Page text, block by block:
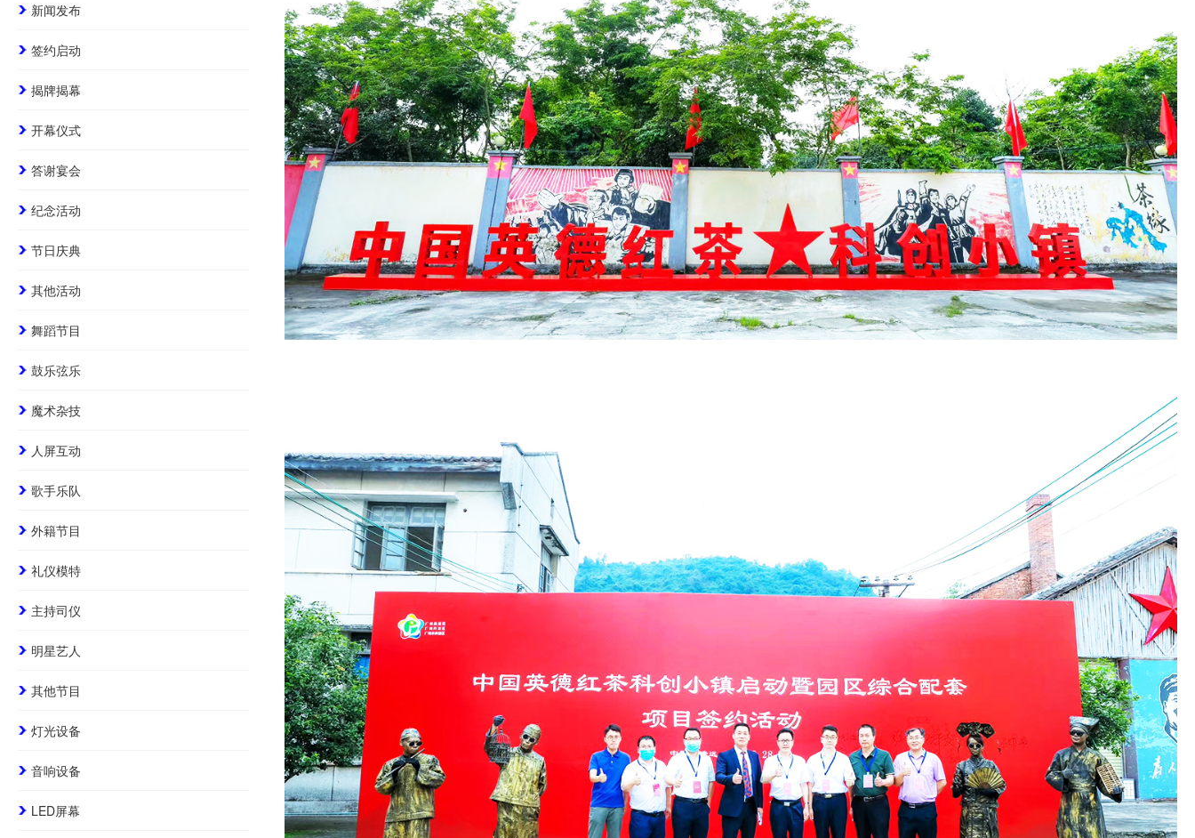
新闻发布
签约启动
揭牌揭幕
开幕仪式
答谢宴会
纪念活动
节日庆典
其他活动
舞蹈节目
鼓乐弦乐
魔术杂技
人屏互动
歌手乐队
外籍节目
礼仪模特
主持司仪
明星艺人
其他节目
灯光设备
音响设备
LED屏幕